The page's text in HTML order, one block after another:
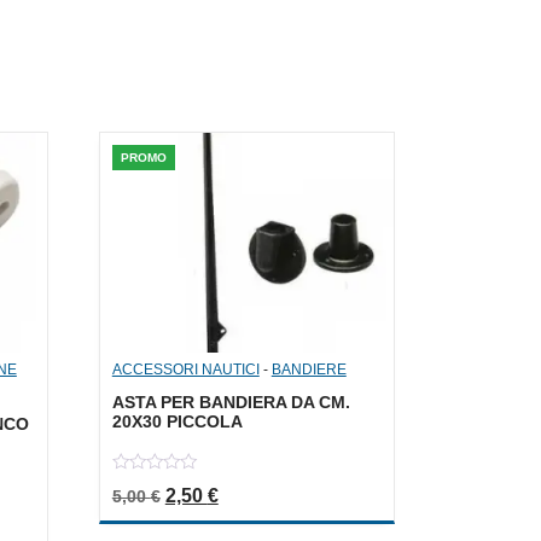
1,50 €.
è: 0,75 €.
PROMO
ACCESSORI NAUTICI - BANDIERE
ASTA PER BANDIERA DA CM.
20X30 PICCOLA
out
5,00€ Il prezzo originale era: 5,00 €.
2,50 €Il prezzo attuale è: 2,50 €.